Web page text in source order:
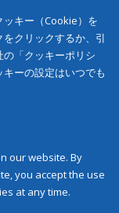
ッキー（Cookie）を
クリックするか、引
「クッキーポリシ
ーの設定はいつでも
our website. By
you accept the use
at any time.